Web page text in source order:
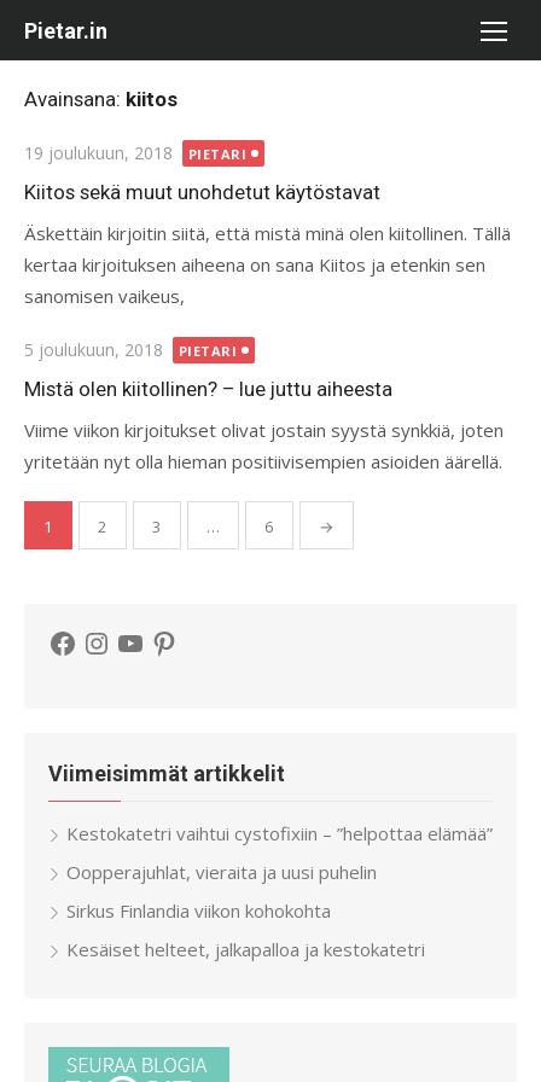
Pietar.in
Avainsana: kiitos
Posted
on
19 joulukuun, 2018 PIETARI
Kiitos sekä muut unohdetut käytöstavat
Äskettäin kirjoitin siitä, että mistä minä olen kiitollinen. Tällä
kertaa kirjoituksen aiheena on sana Kiitos ja etenkin sen
sanomisen vaikeus,
Posted
on
5 joulukuun, 2018 PIETARI
Mistä olen kiitollinen? – lue juttu aiheesta
Viime viikon kirjoitukset olivat jostain syystä synkkiä, joten
yritetään nyt olla hieman positiivisempien asioiden äärellä.
Artikkelien
sivutus
1 2 3 … 6 →
Facebook
Instagram
YouTubePinterest
Viimeisimmät artikkelit
Kestokatetri vaihtui cystofixiin – ”helpottaa elämää”
Oopperajuhlat, vieraita ja uusi puhelin
Sirkus Finlandia viikon kohokohta
Kesäiset helteet, jalkapalloa ja kestokatetri